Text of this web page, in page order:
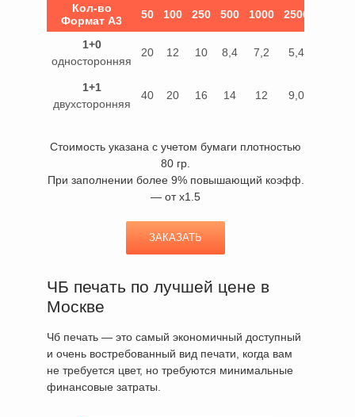
Кол-во
Формат А3
50 100 250 500 1000 2500
Кол-во
Формат А3
1+0
односторонняя
20 12 10 8,4 7,2 5,4
1+1
двухсторонняя
40 20 16 14 12 9,0
Стоимость указана с учетом бумаги плотностью
80 гр.
При заполнении более 9% повышающий коэфф.
— от х1.5
ЗАКАЗАТЬ
ЧБ печать по лучшей цене в
Москве
Чб печать — это самый экономичный доступный
и очень востребованный вид печати, когда вам
не требуется цвет, но требуются минимальные
финансовые затраты.